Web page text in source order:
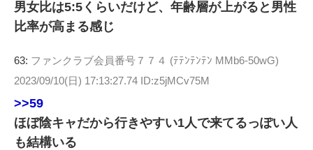
男女比は5:5くらいだけど、年齢層が上がると男性
比率が高まる感じ
63: ファンクラブ会員番号７７４ (ﾃﾃﾝﾃﾝﾃﾝ MMb6-50wG)
2023/09/10(日) 17:13:27.74 ID:z5jMCv75M
>>59
ほぼ陰キャだから行きやすい1人で来てるっぽい人
も結構いる